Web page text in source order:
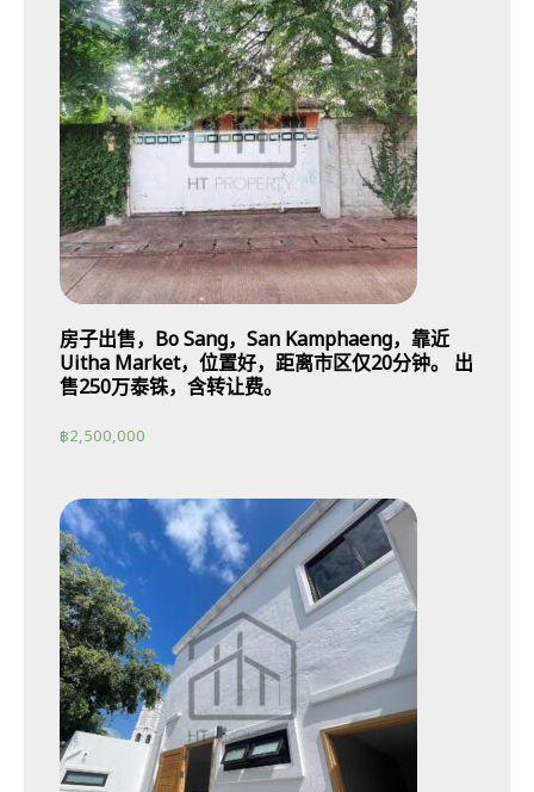
房子出售，Bo Sang，San Kamphaeng，靠近
Uitha Market，位置好，距离市区仅20分钟。 出
售250万泰铢，含转让费。
฿2,500,000